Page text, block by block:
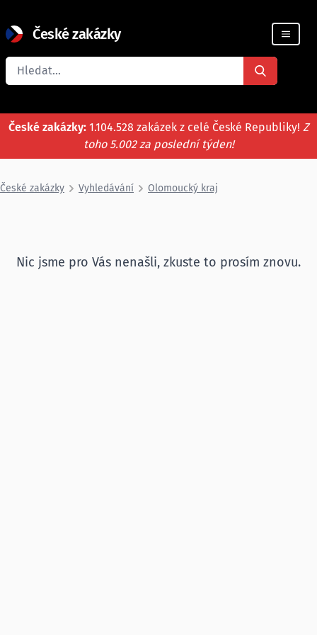
České zakázky
Registrace firmy
České zakázky: 1.104.528 zakázek z celé České Republiky! Z
toho 5.002 za poslední týden!
České zakázky Vyhledávání Olomoucký kraj
Nic jsme pro Vás nenašli, zkuste to prosím znovu.